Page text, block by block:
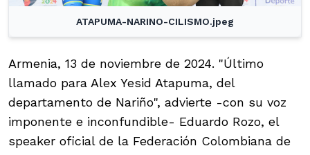
ATAPUMA-NARINO-CILISMO.jpeg
Armenia, 13 de noviembre de 2024. "Último
llamado para Alex Yesid Atapuma, del
departamento de Nariño", advierte -con su voz
imponente e inconfundible- Eduardo Rozo, el
speaker oficial de la Federación Colombiana de